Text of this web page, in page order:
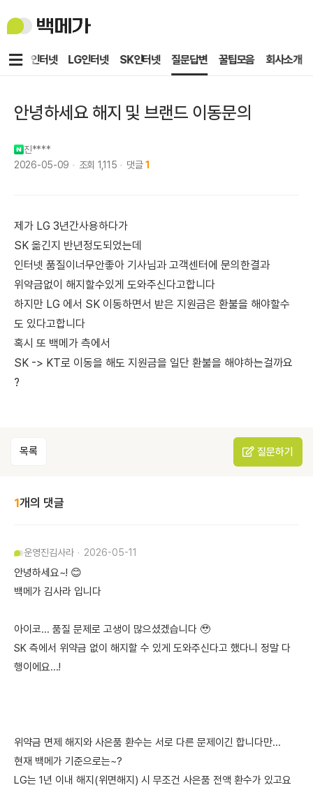
백
메
KT인터넷 LG인터넷 SK인터넷 질문답변 꿀팁모음 회사소개
메
안녕하세요 해지 및 브랜드 이동문의
진****
2026-05-09
조회 1,115 댓글 1
제가 LG 3년간사용하다가
SK 옮긴지 반년정도되었는데
인터넷 품질이너무안좋아 기사님과 고객센터에 문의한결과
위약금없이 해지할수있게 도와주신다고합니다
하지만 LG 에서 SK 이동하면서 받은 지원금은 환불을 해야할수
도 있다고합니다
혹시 또 백메가 측에서
SK -> KT로 이동을 해도 지원금을 일단 환불을 해야하는걸까요
?
목록 질문하기
1개의 댓글
운영진김사라 2026-05-11
안녕하세요~! 😊
백메가 김사라 입니다
아이코... 품질 문제로 고생이 많으셨겠습니다 🥹
SK 측에서 위약금 없이 해지할 수 있게 도와주신다고 했다니 정말 다
행이에요...!
위약금 면제 해지와 사은품 환수는 서로 다른 문제이긴 합니다만...
현재 백메가 기준으로는~?
LG는 1년 이내 해지(위면해지) 시 무조건 사은품 전액 환수가 있고요